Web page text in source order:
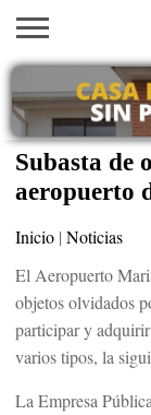
INICIO
AYUDAS
ECONÓMICAS
VACANTES
EN EEUU
SACA
TU
VISA
EMPLEOS
TRÁMITES
PRÉSTAMOS
CURSOS
HOGAR
BELLEZA
Subasta de
aeropuerto
Inicio | Noticias
El Aeropuerto
objetos olvidados
participar y
varios tipos, la
La Empresa